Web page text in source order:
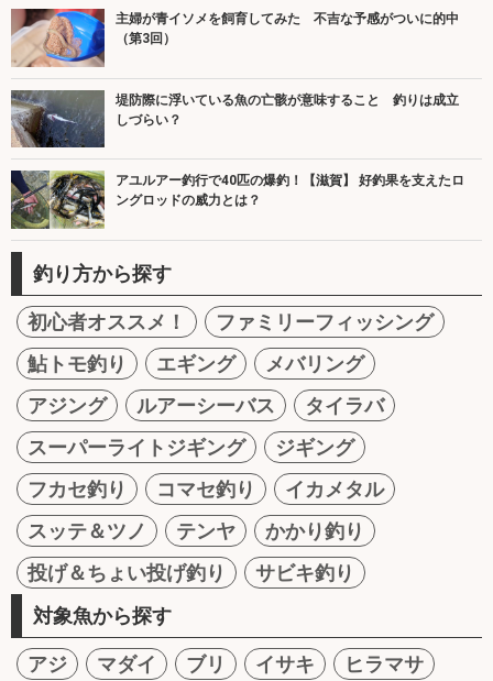
主婦が青イソメを飼育してみた 不吉な予感がついに的中
（第3回）
堤防際に浮いている魚の亡骸が意味すること 釣りは成立
しづらい？
アユルアー釣行で40匹の爆釣！【滋賀】 好釣果を支えたロ
ングロッドの威力とは？
釣り方から探す
初心者オススメ！
ファミリーフィッシング
鮎トモ釣り
エギング
メバリング
アジング
ルアーシーバス
タイラバ
スーパーライトジギング
ジギング
フカセ釣り
コマセ釣り
イカメタル
スッテ＆ツノ
テンヤ
かかり釣り
投げ＆ちょい投げ釣り
サビキ釣り
対象魚から探す
アジ マダイ ブリ イサキ
ヒラマサ